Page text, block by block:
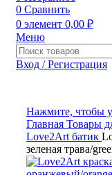
0 Сравнить
0 элемент 0,00 ₽
Меню
Вход / Регистрация
Нажмите, чтобы
Главная Товары
Love2Art батик
зеленая трава/